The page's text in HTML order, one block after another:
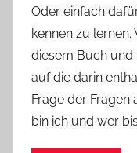
Oder einfach
kennen zu lernen.
diesem Buch
auf die darin
Frage der Fragen
bin ich und wer